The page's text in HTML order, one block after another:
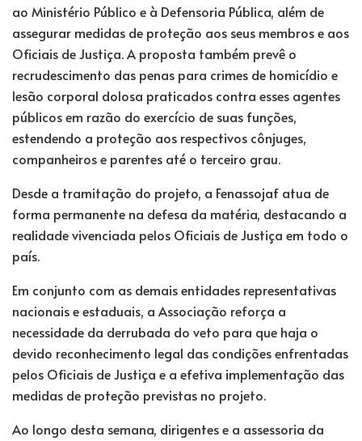
ao Ministério Público e à Defensoria Pública, além de
assegurar medidas de proteção aos seus membros e aos
Oficiais de Justiça. A proposta também prevê o
recrudescimento das penas para crimes de homicídio e
lesão corporal dolosa praticados contra esses agentes
públicos em razão do exercício de suas funções,
estendendo a proteção aos respectivos cônjuges,
companheiros e parentes até o terceiro grau.
Desde a tramitação do projeto, a Fenassojaf atua de
forma permanente na defesa da matéria, destacando a
realidade vivenciada pelos Oficiais de Justiça em todo o
país.
Em conjunto com as demais entidades representativas
nacionais e estaduais, a Associação reforça a
necessidade da derrubada do veto para que haja o
devido reconhecimento legal das condições enfrentadas
pelos Oficiais de Justiça e a efetiva implementação das
medidas de proteção previstas no projeto.
Ao longo desta semana, dirigentes e a assessoria da